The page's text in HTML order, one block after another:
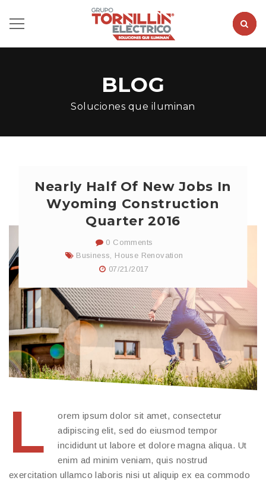
BLOG
Soluciones que iluminan
Nearly Half Of New Jobs In
Wyoming Construction
Quarter 2016
0 Comments
Business, House Renovation
07/21/2017
L
orem ipsum dolor sit amet, consectetur
adipiscing elit, sed do eiusmod tempor
incididunt ut labore et dolore magna aliqua. Ut
enim ad minim veniam, quis nostrud
exercitation ullamco laboris nisi ut aliquip ex ea commodo